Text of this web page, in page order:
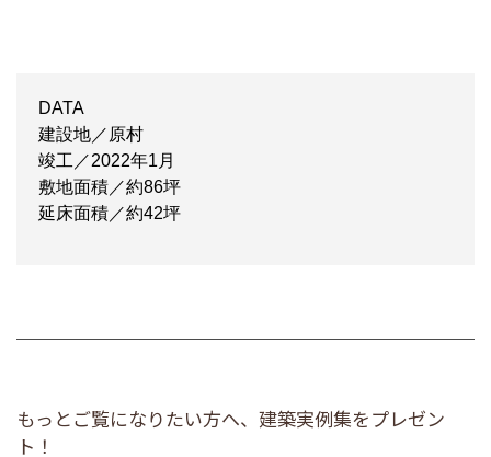
DATA
建設地／原村
竣工／2022年1月
敷地面積／約86坪
延床面積／約42坪
もっとご覧になりたい方へ、建築実例集をプレゼン
ト！